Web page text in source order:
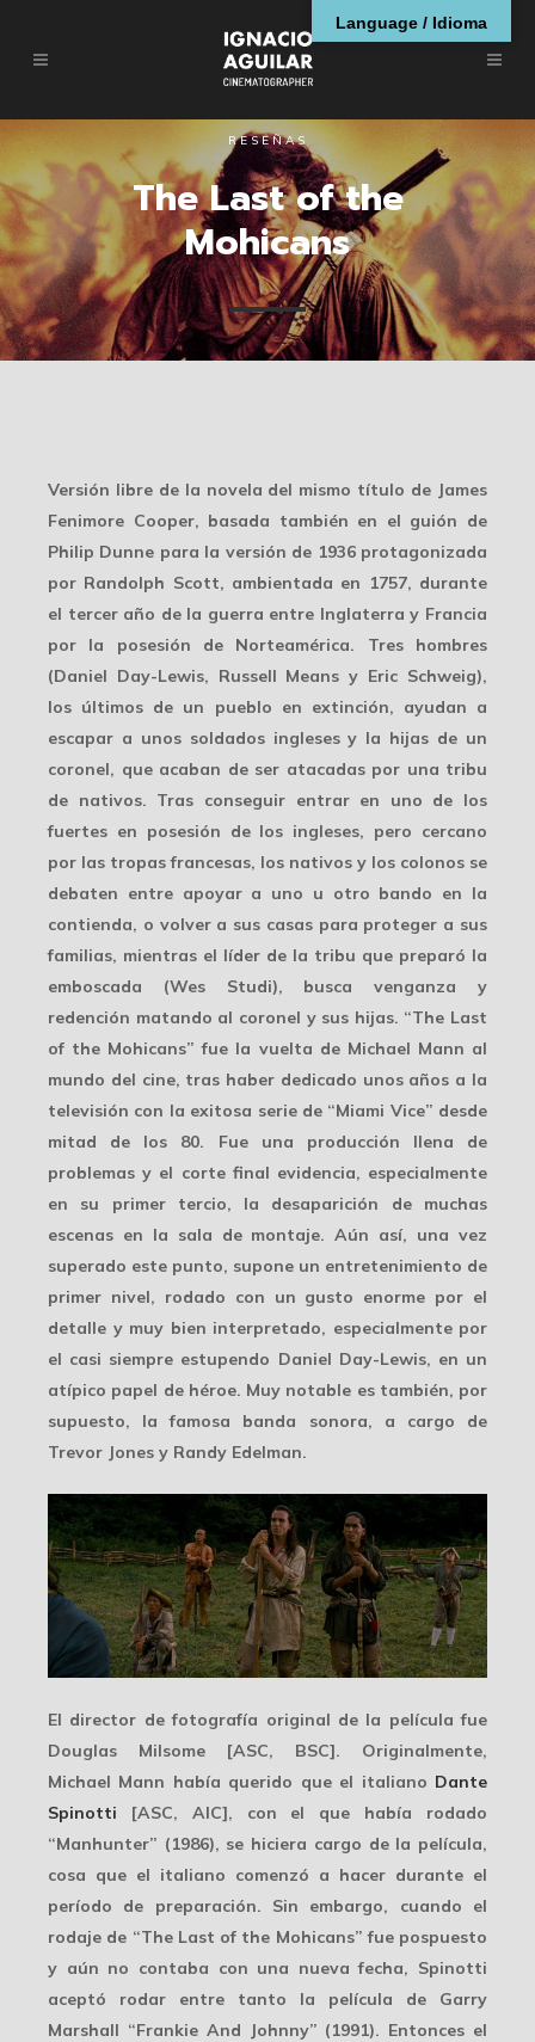
RESEÑAS
The Last of the
Mohicans
Versión libre de la novela del mismo título de James
Fenimore Cooper, basada también en el guión de
Philip Dunne para la versión de 1936 protagonizada
por Randolph Scott, ambientada en 1757, durante
el tercer año de la guerra entre Inglaterra y Francia
por la posesión de Norteamérica. Tres hombres
(Daniel Day-Lewis, Russell Means y Eric Schweig),
los últimos de un pueblo en extinción, ayudan a
escapar a unos soldados ingleses y la hijas de un
coronel, que acaban de ser atacadas por una tribu
de nativos. Tras conseguir entrar en uno de los
fuertes en posesión de los ingleses, pero cercano
por las tropas francesas, los nativos y los colonos se
debaten entre apoyar a uno u otro bando en la
contienda, o volver a sus casas para proteger a sus
familias, mientras el líder de la tribu que preparó la
emboscada (Wes Studi), busca venganza y
redención matando al coronel y sus hijas. “The Last
of the Mohicans” fue la vuelta de Michael Mann al
mundo del cine, tras haber dedicado unos años a la
televisión con la exitosa serie de “Miami Vice” desde
mitad de los 80. Fue una producción llena de
problemas y el corte final evidencia, especialmente
en su primer tercio, la desaparición de muchas
escenas en la sala de montaje. Aún así, una vez
superado este punto, supone un entretenimiento de
primer nivel, rodado con un gusto enorme por el
detalle y muy bien interpretado, especialmente por
el casi siempre estupendo Daniel Day-Lewis, en un
atípico papel de héroe. Muy notable es también, por
supuesto, la famosa banda sonora, a cargo de
Trevor Jones y Randy Edelman.
El director de fotografía original de la película fue
Douglas Milsome [ASC, BSC]. Originalmente,
Michael Mann había querido que el italiano Dante
Spinotti [ASC, AIC], con el que había rodado
“Manhunter” (1986), se hiciera cargo de la película,
cosa que el italiano comenzó a hacer durante el
período de preparación. Sin embargo, cuando el
rodaje de “The Last of the Mohicans” fue pospuesto
y aún no contaba con una nueva fecha, Spinotti
aceptó rodar entre tanto la película de Garry
Marshall “Frankie And Johnny” (1991). Entonces el
Language / Idioma